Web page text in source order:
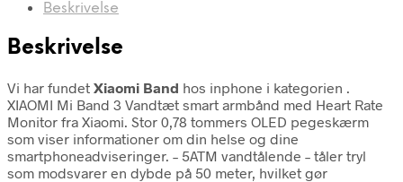
Beskrivelse
Beskrivelse
Vi har fundet Xiaomi Band hos inphone i kategorien .
XIAOMI Mi Band 3 Vandtæt smart armbånd med Heart Rate
Monitor fra Xiaomi. Stor 0,78 tommers OLED pegeskærm
som viser informationer om din helse og dine
smartphoneadviseringer. – 5ATM vandtålende – tåler tryl
som modsvarer en dybde på 50 meter, hvilket gør